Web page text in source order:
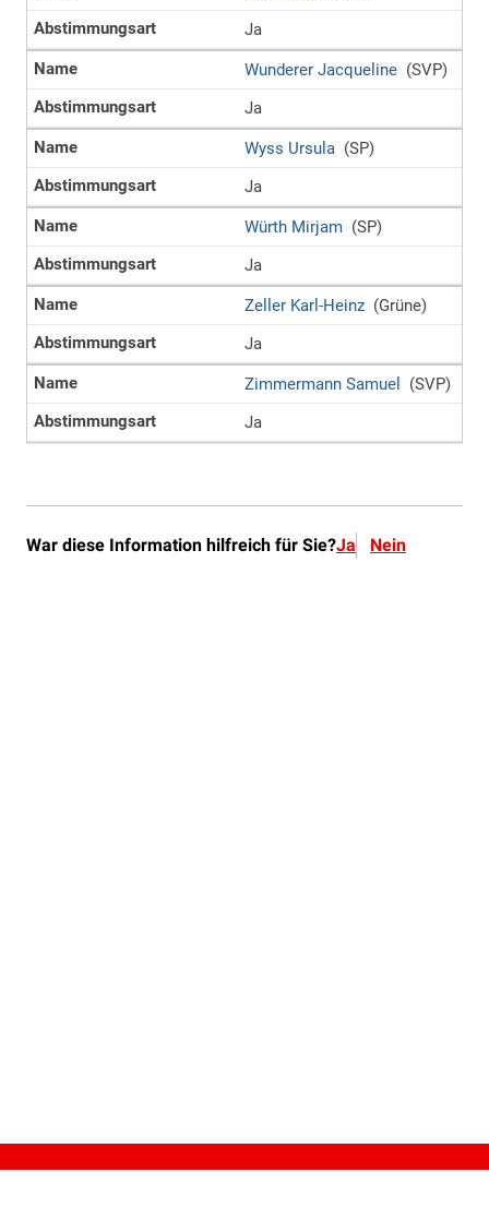
War diese Information hilfreich für Sie?Ja Nein